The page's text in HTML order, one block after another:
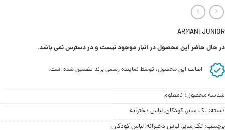
ARMANI JUNIOR
در حال حاضر این محصول در انبار موجود نیست و در دسترس نمی باشد.
اصالت این محصول، توسط نماینده رسمی برند تضمین شده است.
شناسه محصول: نامعلوم
دسته: تک سایز,کودکان,لباس دخترانه
برچسب: تک سایز,لباس دخترانه,لباس کودکان